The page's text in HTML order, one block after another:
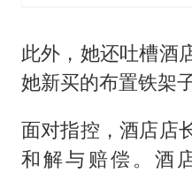
此外，她还吐槽酒
她新买的布置铁架子
面对指控，酒店店
和解与赔偿。酒